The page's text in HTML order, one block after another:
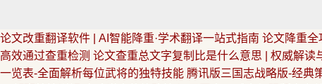
论文改重翻译软件 | AI智能降重·学术翻译一站式指南 论文降重全
高效通过查重检测 论文查重总文字复制比是什么意思 | 权威解读
一览表-全面解析每位武将的独特技能 腾讯版三国志战略版-经典